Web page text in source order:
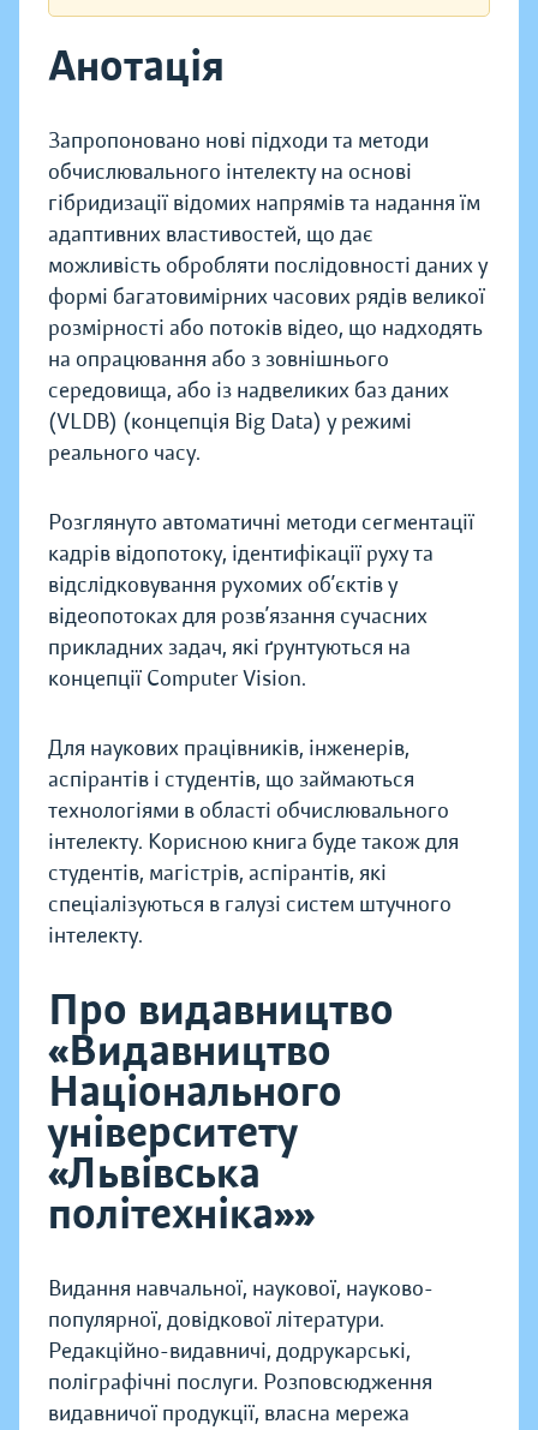
Анотація
Запропоновано нові підходи та методи
обчислювального інтелекту на основі
гібридизації відомих напрямів та надання їм
адаптивних властивостей, що дає
можливість обробляти послідовності даних у
формі багатовимірних часових рядів великої
розмірності або потоків відео, що надходять
на опрацювання або з зовнішнього
середовища, або із надвеликих баз даних
(VLDB) (концепція Big Data) у режимі
реального часу.
Розглянуто автоматичні методи сегментації
кадрів відопотоку, ідентифікації руху та
відслідковування рухомих об’єктів у
відеопотоках для розв’язання сучасних
прикладних задач, які ґрунтуються на
концепції Computer Vision.
Для наукових працівників, інженерів,
аспірантів і студентів, що займаються
технологіями в області обчислювального
інтелекту. Корисною книга буде також для
студентів, магістрів, аспірантів, які
спеціалізуються в галузі систем штучного
інтелекту.
Про видавництво
«Видавництво
Національного
університету
«Львівська
політехніка»»
Видання навчальної, наукової, науково-
популярної, довідкової літератури.
Редакційно-видавничі, додрукарські,
поліграфічні послуги. Розповсюдження
видавничої продукції, власна мережа